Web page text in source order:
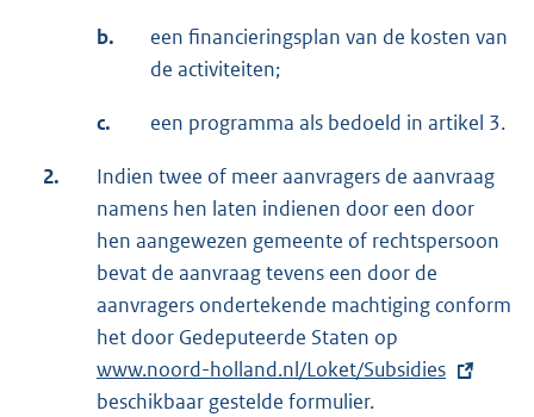
b.
een financieringsplan van de kosten van
de activiteiten;
c. een programma als bedoeld in artikel 3.
2.
Indien twee of meer aanvragers de aanvraag
namens hen laten indienen door een door
hen aangewezen gemeente of rechtspersoon
bevat de aanvraag tevens een door de
aanvragers ondertekende machtiging conform
het door Gedeputeerde Staten op
x
www.noord-holland.nl/Loket/Subsidies
beschikbaar gestelde formulier.